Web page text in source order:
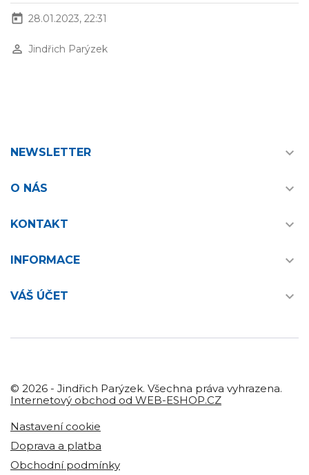
today 28.01.2023, 22:31
perm_identity Jindřich Parýzek
NEWSLETTER 
O NÁS 
KONTAKT 
INFORMACE 
VÁŠ ÚČET 
© 2026 - Jindřich Parýzek. Všechna práva vyhrazena.
Internetový obchod od WEB-ESHOP.CZ
Nastavení cookie
Doprava a platba
Obchodní podmínky